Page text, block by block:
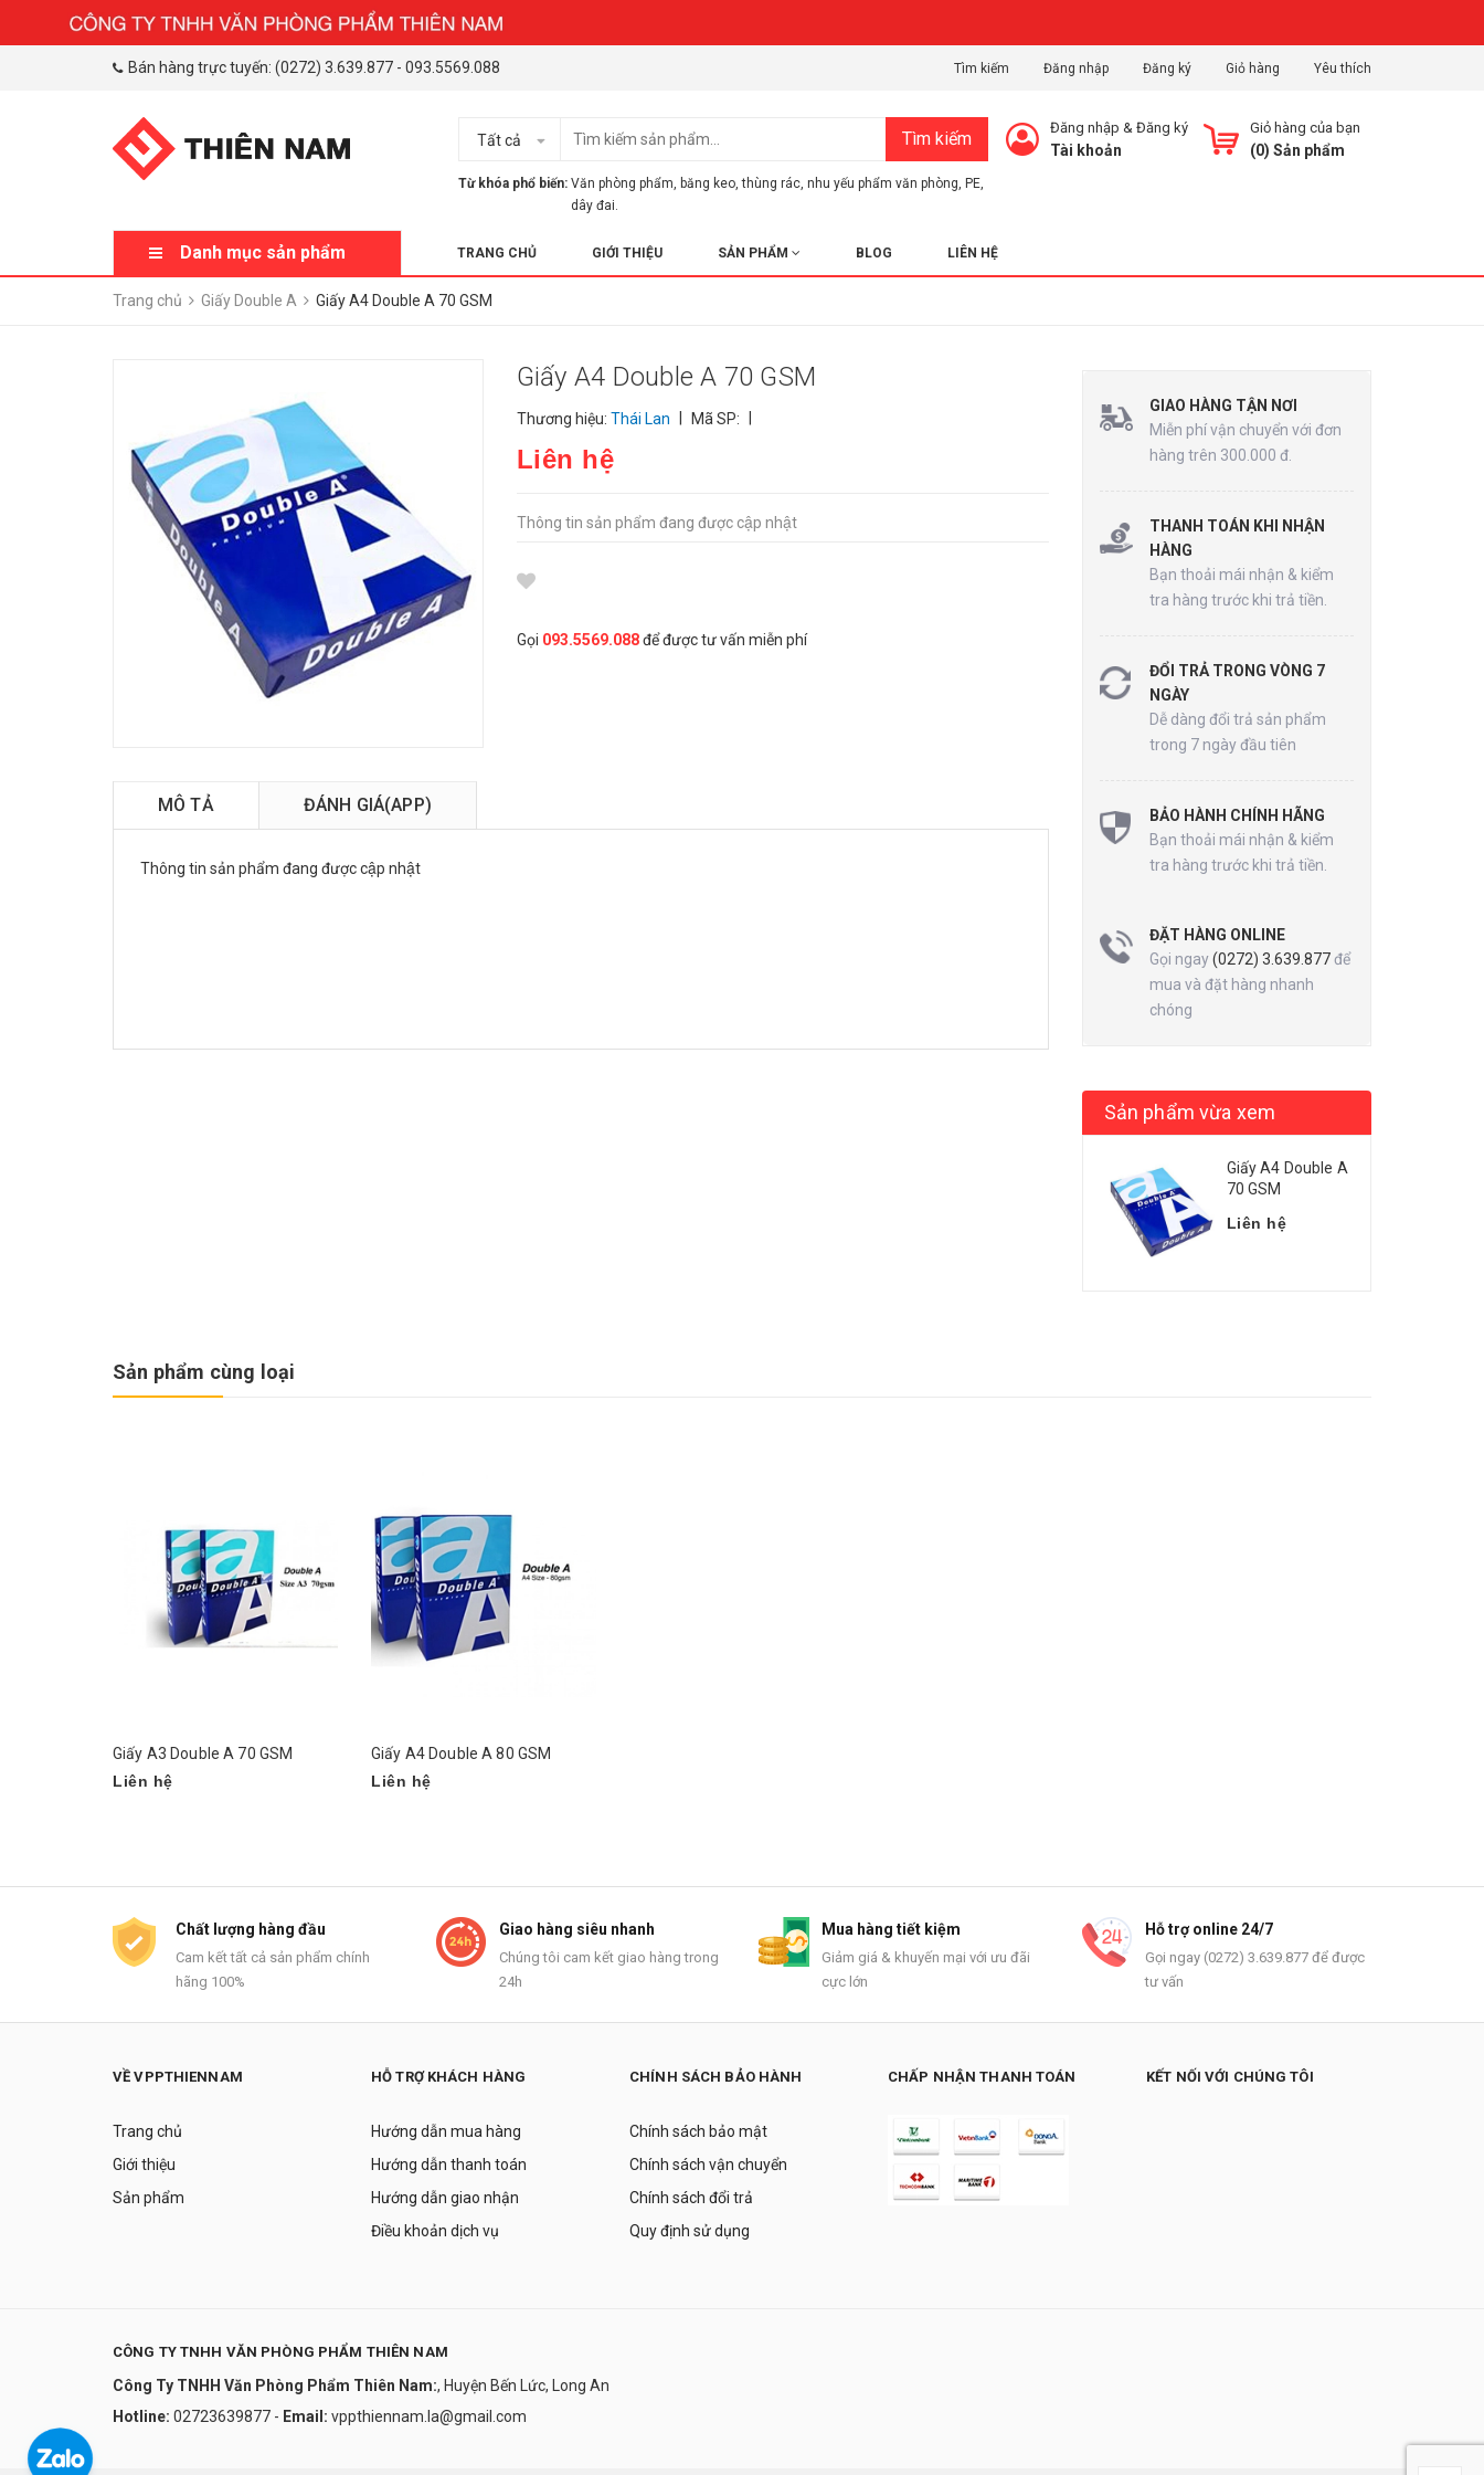
Bán hàng trực tuyến: (0272) 3.639.877 - 093.5569.088 Tìm kiếm Đăng nhập Đăng ký Giỏ hàng Yêu thích
Tất cả Tìm kiếm
Từ khóa phổ biến: Văn phòng phẩm băng keo ,thùng rác nhu yếu phẩm văn phòng PE
dây đai.
Giỏ hàng của bạn
(0) Sản phẩm
Đăng nhập & Đăng ký
Tài khoản
Danh mục sản phẩm TRANG CHỦ GIỚI THIỆU SẢN PHẨM BLOG LIÊN HỆ
Trang chủ Giấy Double A Giấy A4 Double A 70 GSM
Giấy A4 Double A 70 GSM
Thương hiệu: Thái Lan | Mã SP: |
Liên hệ
Thông tin sản phẩm đang được cập nhật
Gọi 093.5569.088để được tư vấn miễn phí
MÔ TẢ ĐÁNH GIÁ(APP)
Thông tin sản phẩm đang được cập nhật
GIAO HÀNG TẬN NƠI
Miễn phí vận chuyển với đơn
hàng trên 300.000 đ.
THANH TOÁN KHI NHẬN
HÀNG
Bạn thoải mái nhận & kiểm
tra hàng trước khi trả tiền.
ĐỔI TRẢ TRONG VÒNG 7
NGÀY
Dễ dàng đổi trả sản phẩm
trong 7 ngày đầu tiên
BẢO HÀNH CHÍNH HÃNG
Bạn thoải mái nhận & kiểm
tra hàng trước khi trả tiền.
ĐẶT HÀNG ONLINE
Gọi ngay(0272) 3.639.877để
mua và đặt hàng nhanh
chóng
Sản phẩm vừa xem
Giấy A4 Double A
70 GSM
Liên hệ
Sản phẩm cùng loại
Giấy A3 Double A 70 GSM
Liên hệ
Giấy A4 Double A 80 GSM
Liên hệ
Chất lượng hàng đầu
Cam kết tất cả sản phẩm chính
hãng 100%
Giao hàng siêu nhanh
Chúng tôi cam kết giao hàng trong
24h
Mua hàng tiết kiệm
Giảm giá & khuyến mại với ưu đãi
cực lớn
Hỗ trợ online 24/7
Gọi ngay (0272) 3.639.877 để được
tư vấn
VỀ VPPTHIENNAM
Trang chủ
Giới thiệu
Sản phẩm
HỖ TRỢ KHÁCH HÀNG
Hướng dẫn mua hàng
Hướng dẫn thanh toán
Hướng dẫn giao nhận
Điều khoản dịch vụ
CHÍNH SÁCH BẢO HÀNH
Chính sách bảo mật
Chính sách vận chuyển
Chính sách đổi trả
Quy định sử dụng
CHẤP NHẬN THANH TOÁN KẾT NỐI VỚI CHÚNG TÔI
CÔNG TY TNHH VĂN PHÒNG PHẨM THIÊN NAM
Công Ty TNHH Văn Phòng Phẩm Thiên Nam:, Huyện Bến Lức, Long An
Hotline: 02723639877 - Email: vppthiennam.la@gmail.com